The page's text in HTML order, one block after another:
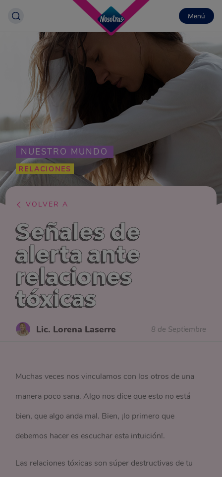
Menú
NUESTRO MUNDO
RELACIONES
VOLVER A
Señales de
alerta ante
relaciones
tóxicas
Lic. Lorena Laserre 8 de Septiembre
Muchas veces nos vinculamos con los otros de una
manera poco sana. Algo nos dice que esto no está
bien, que algo anda mal. Bien, ¡lo primero que
debemos hacer es escuchar esta intuición!.
Las relaciones tóxicas son súper destructivas de tu